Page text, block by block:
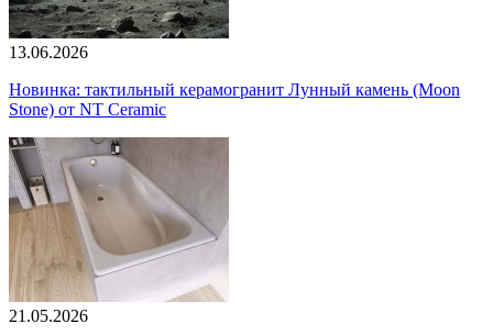
13.06.2026
Новинка: тактильный керамогранит Лунный камень (Moon
Stone) от NT Ceramic
21.05.2026